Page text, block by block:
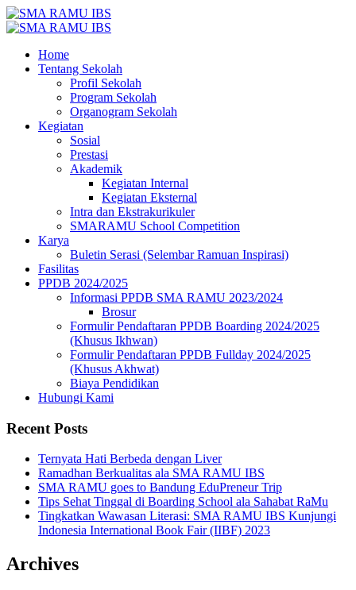
Home
Tentang Sekolah
Profil Sekolah
Program Sekolah
Organogram Sekolah
Kegiatan
Sosial
Prestasi
Akademik
Kegiatan Internal
Kegiatan Eksternal
Intra dan Ekstrakurikuler
SMARAMU School Competition
Karya
Buletin Serasi (Selembar Ramuan Inspirasi)
Fasilitas
PPDB 2024/2025
Informasi PPDB SMA RAMU 2023/2024
Brosur
Formulir Pendaftaran PPDB Boarding 2024/2025
(Khusus Ikhwan)
Formulir Pendaftaran PPDB Fullday 2024/2025
(Khusus Akhwat)
Biaya Pendidikan
Hubungi Kami
Recent Posts
Ternyata Hati Berbeda dengan Liver
Ramadhan Berkualitas ala SMA RAMU IBS
SMA RAMU goes to Bandung EduPreneur Trip
Tips Sehat Tinggal di Boarding School ala Sahabat RaMu
Tingkatkan Wawasan Literasi: SMA RAMU IBS Kunjungi
Indonesia International Book Fair (IIBF) 2023
Archives